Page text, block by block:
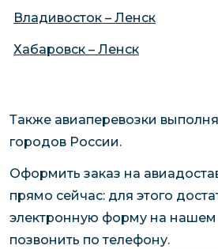
Владивосток – Ленск
Хабаровск – Ленск
Также авиаперевозки
городов России.
Оформить заказ на
прямо сейчас: для этого
электронную форму на нашем
позвонить по телефону.